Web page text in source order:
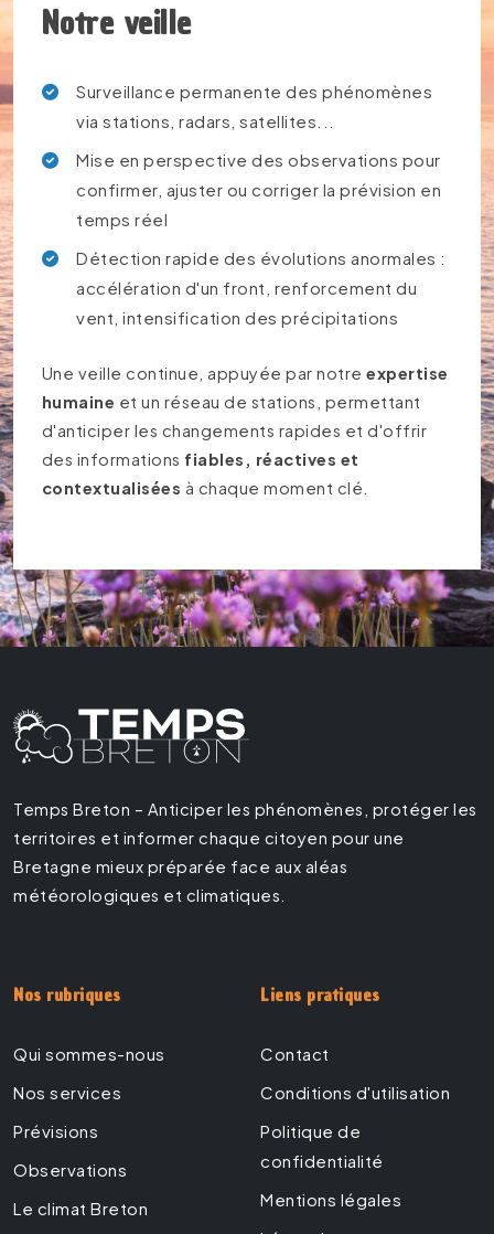
Notre veille
Surveillance permanente des phénomènes
via stations, radars, satellites...
Mise en perspective des observations pour
confirmer, ajuster ou corriger la prévision en
temps réel
Détection rapide des évolutions anormales :
accélération d'un front, renforcement du
vent, intensification des précipitations
Une veille continue, appuyée par notreexpertise
humaine et un réseau de stations, permettant
d'anticiper les changements rapides et d'offrir
des informations fiables, réactives et
contextualisées à chaque moment clé.
Temps Breton – Anticiper les phénomènes, protéger les
territoires et informer chaque citoyen pour une
Bretagne mieux préparée face aux aléas
météorologiques et climatiques.
Nos rubriques
Qui sommes-nous
Nos services
Prévisions
Observations
Le climat Breton
Liens pratiques
Contact
Conditions d'utilisation
Politique de
confidentialité
Mentions légales